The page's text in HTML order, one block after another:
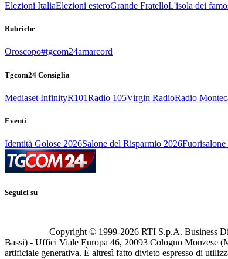
Elezioni ItaliaElezioni esteroGrande FratelloL'isola dei
Rubriche
Oroscopo#tgcom24amarcord
Tgcom24 Consiglia
Mediaset InfinityR101Radio 105Virgin RadioRadio
Eventi
Identità Golose 2026Salone del Risparmio 2026Fuorisalone
Seguici su
Copyright © 1999-2026 RTI S.p.A. Business
Bassi) - Uffici Viale Europa 46, 20093 Cologno Monzese
artificiale generativa. È altresì fatto divieto espresso di